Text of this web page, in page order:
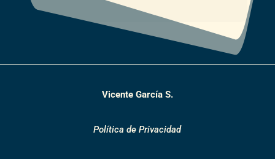
Vicente García S.
Política de Privacidad